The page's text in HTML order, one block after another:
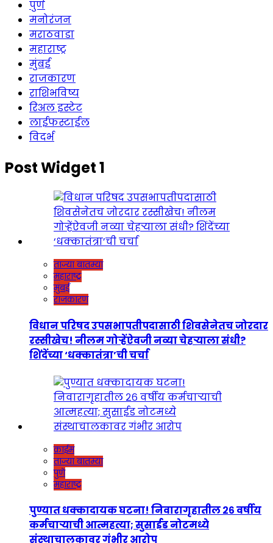
पुणे
मनोरंजन
मराठवाडा
महाराष्ट्र
मुंबई
राजकारण
राशिभविष्य
रिअल इस्टेट
लाईफस्टाईल
विदर्भ
Post Widget 1
ताज्या बातम्या
महाराष्ट्र
मुंबई
राजकारण
विधान परिषद उपसभापतीपदासाठी शिवसेनेतच जोरदार
रस्सीखेच! नीलम गोऱ्हेंऐवजी नव्या चेहऱ्याला संधी?
शिंदेंच्या ‘धक्कातंत्रा’ची चर्चा
क्राईम
ताज्या बातम्या
पुणे
महाराष्ट्र
पुण्यात धक्कादायक घटना! निवारागृहातील २६ वर्षीय
कर्मचाऱ्याची आत्महत्या; सुसाईड नोटमध्ये
संस्थाचालकावर गंभीर आरोप